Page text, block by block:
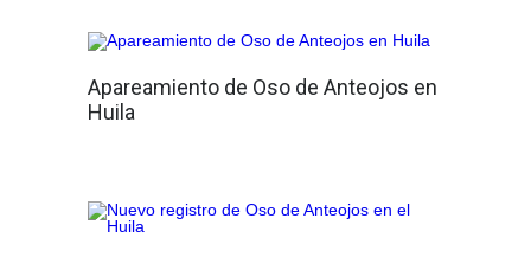
Apareamiento de Oso de Anteojos en
Huila